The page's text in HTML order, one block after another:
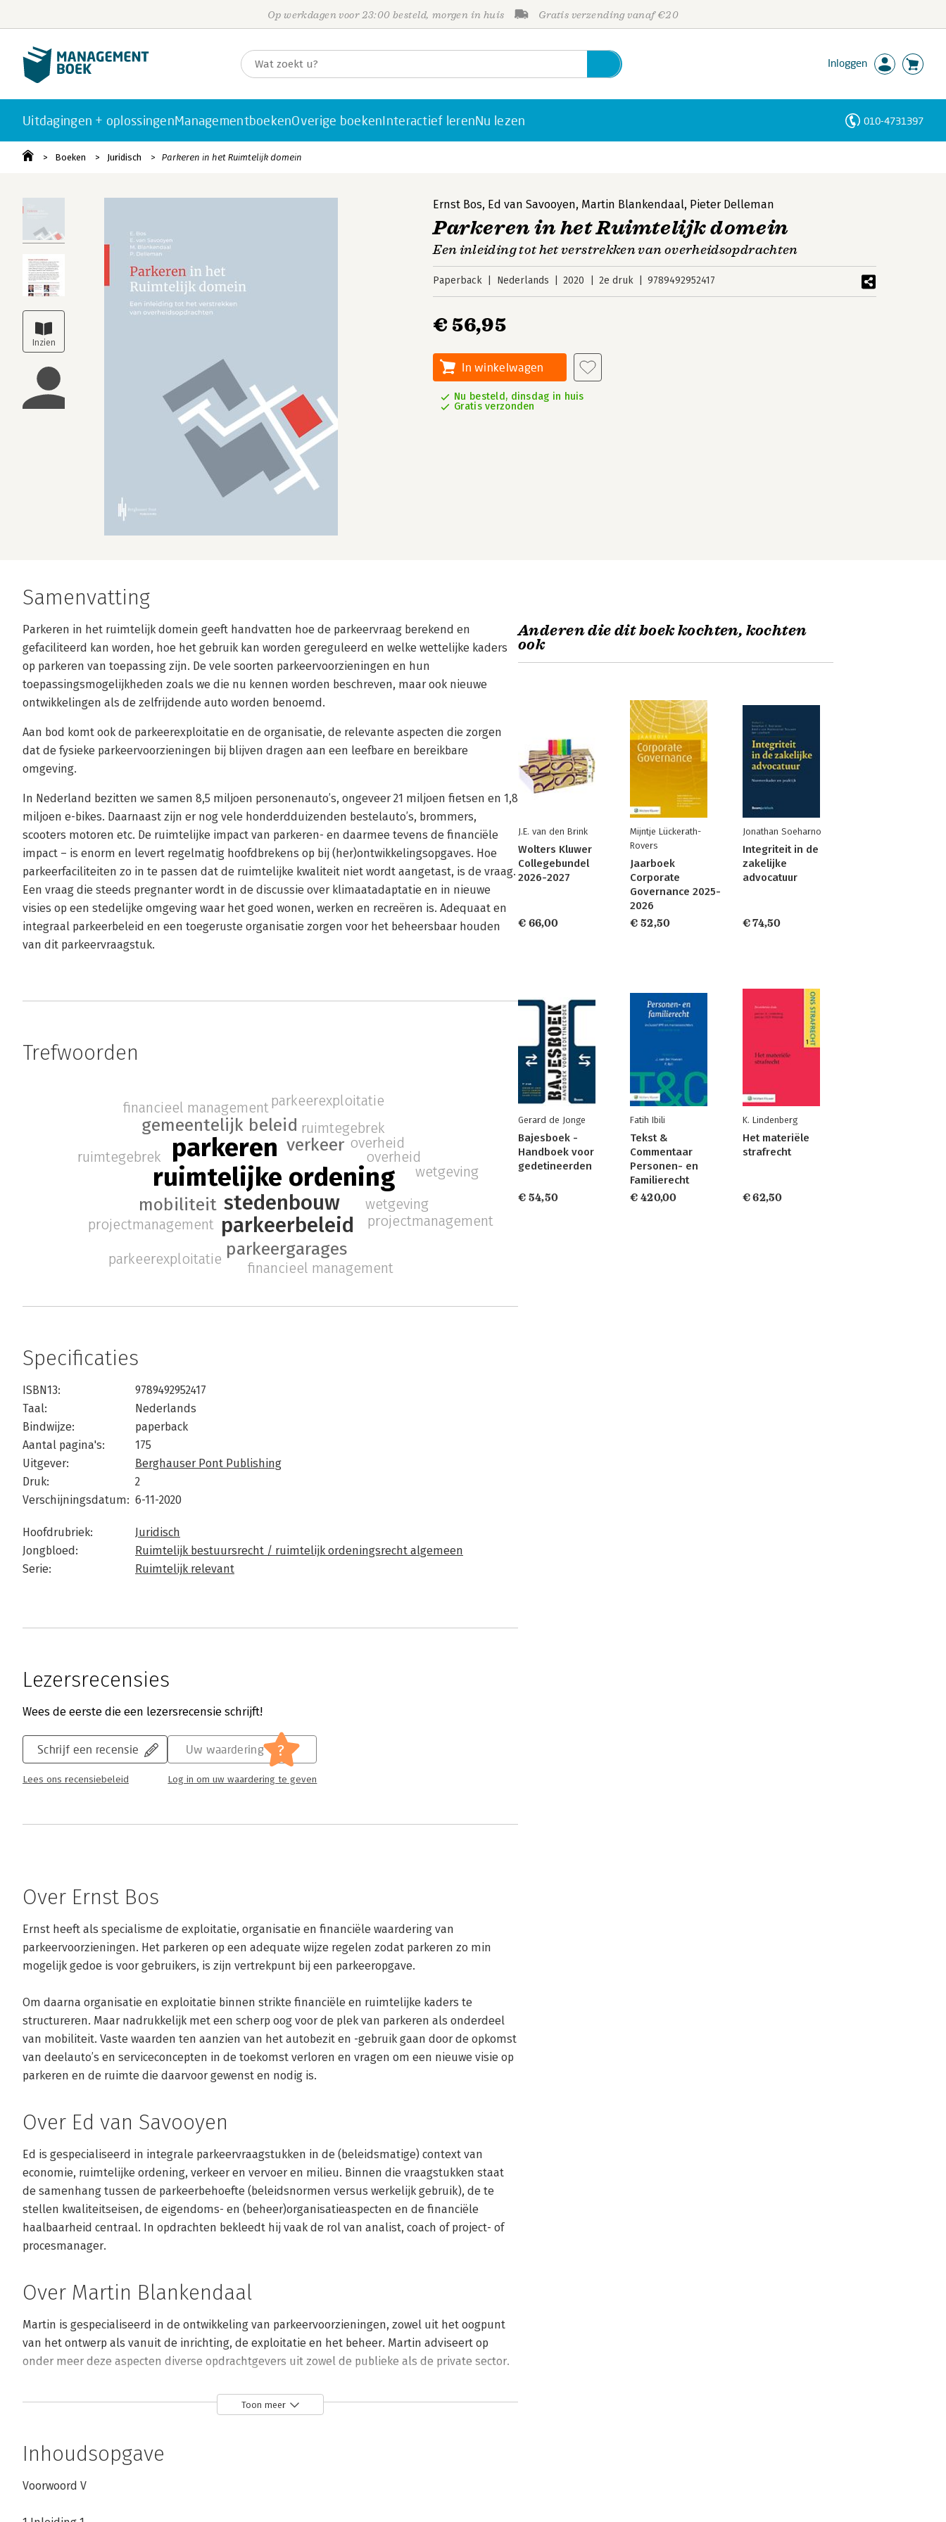
Op werkdagen voor 23:00 besteld, morgen in huis Gratis verzending vanaf €20
Inloggen
Uitdagingen + oplossingenManagementboekenOverige boekenInteractief lerenNu lezen 010-4731397
Boeken Juridisch Parkeren in het Ruimtelijk domein
Ernst Bos, Ed van Savooyen, Martin Blankendaal, Pieter Delleman
Parkeren in het Ruimtelijk domein
Een inleiding tot het verstrekken van overheidsopdrachten
Paperback Nederlands 2020 2e druk 9789492952417
€ 56,95
In winkelwagen
Nu besteld, dinsdag in huis
Gratis verzonden
Samenvatting
Parkeren in het ruimtelijk domein geeft handvatten hoe de parkeervraag berekend en
gefaciliteerd kan worden, hoe het gebruik kan worden gereguleerd en welke wettelijke kaders
op parkeren van toepassing zijn. De vele soorten parkeervoorzieningen en hun
toepassingsmogelijkheden zoals we die nu kennen worden beschreven, maar ook nieuwe
ontwikkelingen als de zelfrijdende auto worden benoemd.
Aan bod komt ook de parkeerexploitatie en de organisatie, de relevante aspecten die zorgen
dat de fysieke parkeervoorzieningen bij blijven dragen aan een leefbare en bereikbare
omgeving.
In Nederland bezitten we samen 8,5 miljoen personenauto’s, ongeveer 21 miljoen fietsen en 1,8
miljoen e-bikes. Daarnaast zijn er nog vele honderdduizenden bestelauto’s, brommers,
scooters motoren etc. De ruimtelijke impact van parkeren- en daarmee tevens de financiële
impact – is enorm en levert regelmatig hoofdbrekens op bij (her)ontwikkelingsopgaves. Hoe
parkeerfaciliteiten zo in te passen dat de ruimtelijke kwaliteit niet wordt aangetast, is de vraag.
Een vraag die steeds pregnanter wordt in de discussie over klimaatadaptatie en in nieuwe
visies op een stedelijke omgeving waar het goed wonen, werken en recreëren is. Adequaat en
integraal parkeerbeleid en een toegeruste organisatie zorgen voor het beheersbaar houden
van dit parkeervraagstuk.
Trefwoorden
ruimtelijke ordening
parkeren
stedenbouw
parkeerbeleid
verkeer
mobiliteit
gemeentelijk beleid
parkeergarages
projectmanagement
financieel management
ruimtegebrek
overheid
parkeerexploitatie
wetgeving
projectmanagement
financieel management
ruimtegebrek overheid
parkeerexploitatie
wetgeving
Specificaties
ISBN13:
9789492952417
Taal:
Nederlands
Bindwijze:
paperback
Aantal pagina's:
175
Uitgever:
Berghauser Pont Publishing
Druk:
2
Verschijningsdatum: 6-11-2020
Hoofdrubriek:
Juridisch
Jongbloed:
Ruimtelijk bestuursrecht / ruimtelijk ordeningsrecht algemeen
Serie:
Ruimtelijk relevant
Lezersrecensies
Wees de eerste die een lezersrecensie schrijft!
Schrijf een recensie
Lees ons recensiebeleid
Uw waardering ?
Log in om uw waardering te geven
Over Ernst Bos
Ernst heeft als specialisme de exploitatie, organisatie en financiële waardering van
parkeervoorzieningen. Het parkeren op een adequate wijze regelen zodat parkeren zo min
mogelijk gedoe is voor gebruikers, is zijn vertrekpunt bij een parkeeropgave.
Om daarna organisatie en exploitatie binnen strikte financiële en ruimtelijke kaders te
structureren. Maar nadrukkelijk met een scherp oog voor de plek van parkeren als onderdeel
van mobiliteit. Vaste waarden ten aanzien van het autobezit en -gebruik gaan door de opkomst
van deelauto’s en serviceconcepten in de toekomst verloren en vragen om een nieuwe visie op
parkeren en de ruimte die daarvoor gewenst en nodig is.
Over Ed van Savooyen
Ed is gespecialiseerd in integrale parkeervraagstukken in de (beleidsmatige) context van
economie, ruimtelijke ordening, verkeer en vervoer en milieu. Binnen die vraagstukken staat
de samenhang tussen de parkeerbehoefte (beleidsnormen versus werkelijk gebruik), de te
stellen kwaliteitseisen, de eigendoms- en (beheer)organisatieaspecten en de financiële
haalbaarheid centraal. In opdrachten bekleedt hij vaak de rol van analist, coach of project- of
procesmanager.
Over Martin Blankendaal
Martin is gespecialiseerd in de ontwikkeling van parkeervoorzieningen, zowel uit het oogpunt
van het ontwerp als vanuit de inrichting, de exploitatie en het beheer. Martin adviseert op
onder meer deze aspecten diverse opdrachtgevers uit zowel de publieke als de private sector.
Hij heeft over dit vakgebied regelmatig gepubliceerd. Zo schreef hij onder meer een CROW-
brochure over mechanisch parkeren en was hij medeauteur van NEN 2443 - Parkeren en stallen
Andere boeken door Martin Blankendaal
Toon meer
Inhoudsopgave
Voorwoord V
Anderen die dit boek kochten, kochten
ook
J.E. van den Brink
Wolters Kluwer
Collegebundel
2026-2027
€ 66,00
Mijntje Lückerath-
Rovers
Jaarboek
Corporate
Governance 2025-
2026
€ 52,50
Jonathan Soeharno
Integriteit in de
zakelijke
advocatuur
€ 74,50
Gerard de Jonge
Bajesboek -
Handboek voor
gedetineerden
€ 54,50
Fatih Ibili
Tekst &
Commentaar
Personen- en
Familierecht
€ 420,00
K. Lindenberg
Het materiële
strafrecht
€ 62,50
Personen